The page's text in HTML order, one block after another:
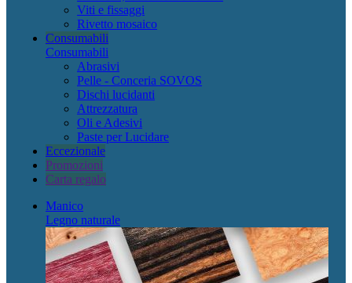
Viti e fissaggi
Rivetto mosaico
Consumabili
Consumabili
Abrasivi
Pelle - Conceria SOVOS
Dischi lucidanti
Attrezzatura
Oli e Adesivi
Paste per Lucidare
Eccezionale
Promozioni
Carta regalo
Manico
Legno naturale